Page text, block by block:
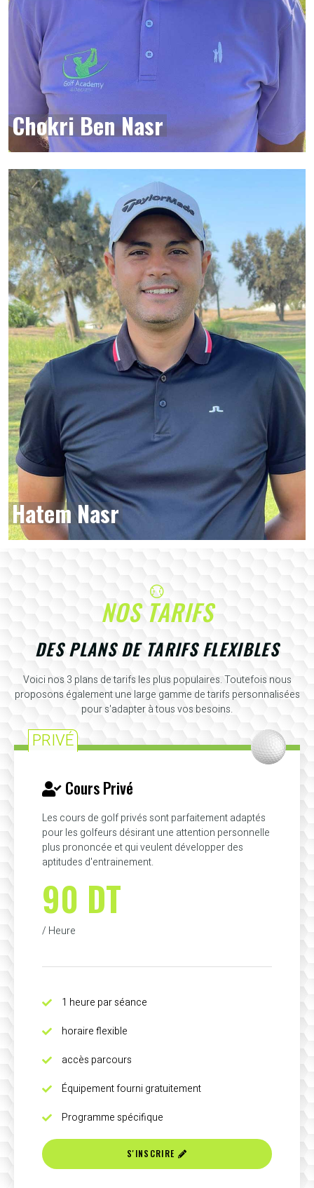
Chokri Ben Nasr
Hatem Nasr
NOS TARIFS
DES PLANS DE TARIFS FLEXIBLES
Voici nos 3 plans de tarifs les plus populaires. Toutefois nous
proposons également une large gamme de tarifs personnalisées
pour s'adapter à tous vos besoins.
PRIVÉ
Cours Privé
Les cours de golf privés sont parfaitement adaptés
pour les golfeurs désirant une attention personnelle
plus prononcée et qui veulent développer des
aptitudes d'entrainement.
90 DT
/ Heure
1 heure par séance
horaire flexible
accès parcours
Équipement fourni gratuitement
Programme spécifique
S'INSCRIRE